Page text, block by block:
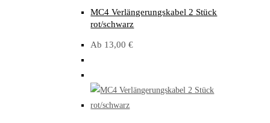
MC4 Verlängerungskabel 2 Stück
rot/schwarz
Ab 13,00€